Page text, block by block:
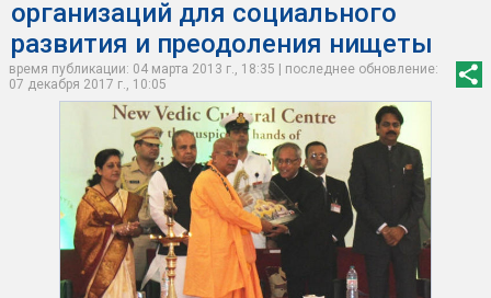
организаций для социального
развития и преодоления нищеты
время публикации: 04 марта 2013 г., 18:35 | последнее обновление:
07 декабря 2017 г., 10:05